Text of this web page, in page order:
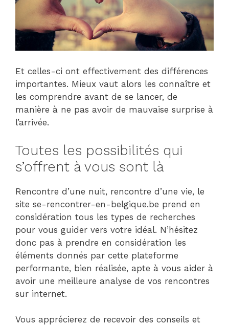
Et celles-ci ont effectivement des différences
importantes. Mieux vaut alors les connaître et
les comprendre avant de se lancer, de
manière à ne pas avoir de mauvaise surprise à
l’arrivée.
Toutes les possibilités qui
s’offrent à vous sont là
Rencontre d’une nuit, rencontre d’une vie, le
site se-rencontrer-en-belgique.be prend en
considération tous les types de recherches
pour vous guider vers votre idéal. N’hésitez
donc pas à prendre en considération les
éléments donnés par cette plateforme
performante, bien réalisée, apte à vous aider à
avoir une meilleure analyse de vos rencontres
sur internet.
Vous apprécierez de recevoir des conseils et